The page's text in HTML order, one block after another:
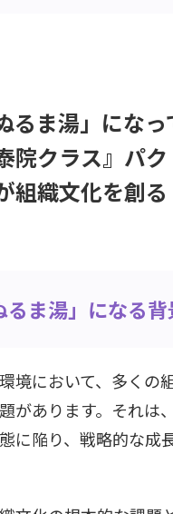
るま湯」になっ
院クラス』パ
組織文化を創る
るま湯」になる
境において、多くの
があります。それは
に陥り、戦略的な成